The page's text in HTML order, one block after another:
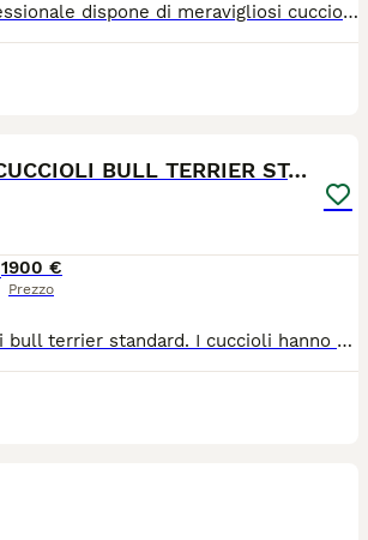
Allevamento professionale dispone di meravigliosi cuccioli di American Pit Bull Terriet in standard Ukc. I cuccioli Blue attualmente disponibili vengono ceduti a 1000 euro, anche dilazionabili mediante il servizio Tripago, e vengono affidati con microchip, libretto sanitario, 3 cicli di vermifugo effettuati, vaccino Puppy, contratto di acquisizione con le responsabilità dell'allevamento che riguardano le patologie ereditarie potenzialmente trasmissibili, manuale di corretta gestione e inserimento, pedigree e Puppy kit. Ovviamente , qualora fosse necessario, la famiglia avrà il supporto costante dell'allevamento durante crescita. Si trovano in provincia di Ferrara ma possono arrivare in tutta Italia mediante trasporto professionale.
‼️DISPONIBILI CUCCIOLI BULL TERRIER STANDARD ‼️
1900 €
Prezzo
Disponibili cuccioli bull terrier standard. I cuccioli hanno due mesi compiuti, sottoposti a visite di accertamento, godono tutti di ottima salute. Genitori di razza (padre pedigree) in ottimo stato di salute, no malattie ereditarie, no fratelli. Per qualsiasi altra info, foto o video contattatemi!!! Vi rispondo volentieri su WhatsApp 3273715143 Kimberli